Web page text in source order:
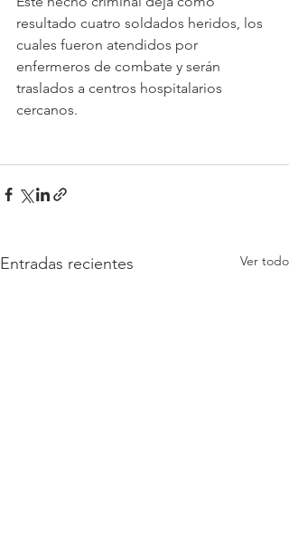
resultado cuatro soldados heridos, los
cuales fueron atendidos por
enfermeros de combate y serán
traslados a centros hospitalarios
cercanos.
Entradas recientes Ver todo